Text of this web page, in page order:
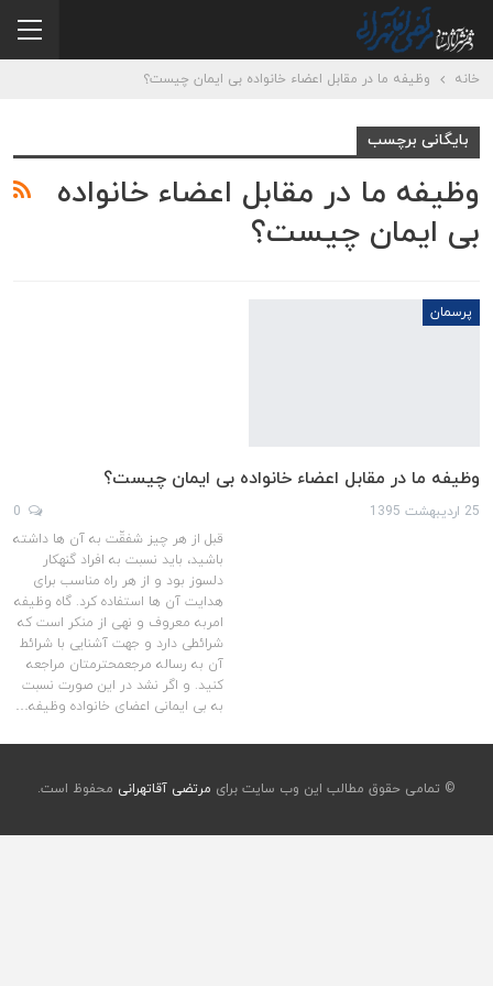
خانه وظیفه ما در مقابل اعضاء خانواده بی ایمان چیست؟
بایگانی برچسب
وظیفه ما در مقابل اعضاء خانواده
بی ایمان چیست؟
پرسمان
وظیفه ما در مقابل اعضاء خانواده بی ایمان چیست؟
25 اردیبهشت 1395
قبل از هر چیز شفقّت به آن ها داشته
باشید، باید نسبت به افراد گنهکار
دلسوز بود و از هر راه مناسب برای
هدایت آن ها استفاده کرد. گاه وظیفه
امربه معروف و نهی از منکر است که
شرائطی دارد و جهت آشنایی با شرائط
آن به رساله مرجعمحترمتان مراجعه
کنید. و اگر نشد در این صورت نسبت
به بی ایمانی اعضای خانواده وظیفه…
© تمامی حقوق مطالب این وب سایت برای مرتضی آقاتهرانی محفوظ است.